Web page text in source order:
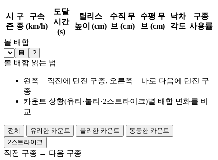
시
즌
구
종
구속
(km/h)
도달
시간
(s)
릴리스
높이 (cm)
수직 무
브 (cm)
수평 무
브 (cm)
낙차
각도
구종
사용률
볼 배합
💾 ?
볼 배합 읽는 법
왼쪽 = 직전에 던진 구종, 오른쪽 = 바로 다음에 던진 구
종
카운트 상황(유리·불리·2스트라이크)별 배합 변화를 비
교
전체 유리한 카운트 불리한 카운트
동등한 카운트
2스트라이크
직전 구종 → 다음 구종